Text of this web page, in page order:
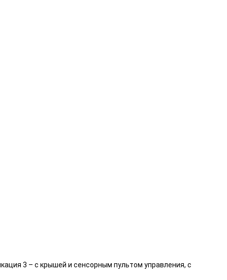
3 – с крышей и сенсорным пультом управления, с